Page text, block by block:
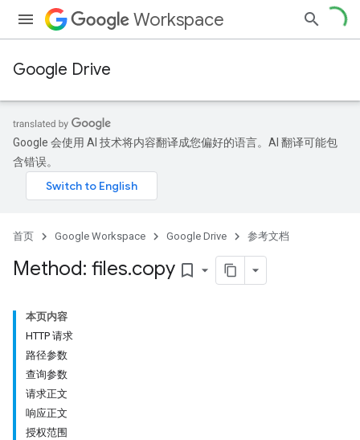
Workspace
Google Drive
Google 会使用 AI 技术将内容翻译成您偏好的语言。AI 翻译可能包
含错误。
首页 Google Workspace Google Drive 参考文档
Method: files.copy bookmark_border
本页内容
HTTP 请求
路径参数
查询参数
请求正文
响应正文
授权范围